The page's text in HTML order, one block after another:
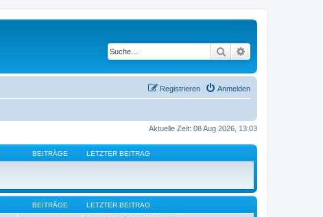
Suche
Anmelden
Registrieren
Aktuelle Zeit: 08 Aug 2026, 13:03
BEITRÄGE LETZTER BEITRAG
BEITRÄGE LETZTER BEITRAG